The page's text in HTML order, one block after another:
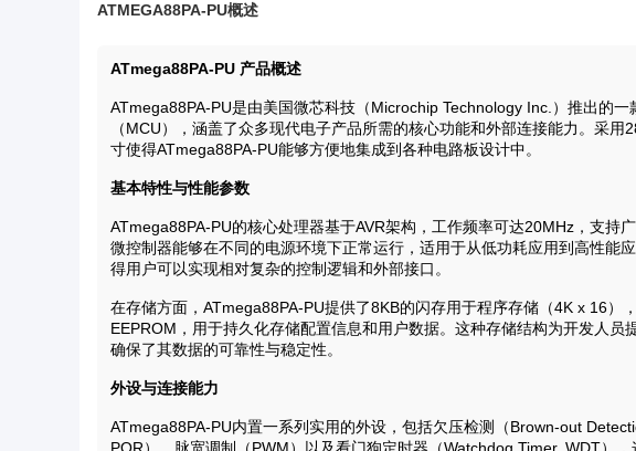
ATMEGA88PA-PU概述
ATmega88PA-PU 产品概述
ATmega88PA-PU是由美国微芯科技（Microchip Technology Inc.）推出的
（MCU），涵盖了众多现代电子产品所需的核心功能和外部连接能力。采
寸使得ATmega88PA-PU能够方便地集成到各种电路板设计中。
基本特性与性能参数
ATmega88PA-PU的核心处理器基于AVR架构，工作频率可达20MHz，支持
微控制器能够在不同的电源环境下正常运行，适用于从低功耗应用到高性能
得用户可以实现相对复杂的控制逻辑和外部接口。
在存储方面，ATmega88PA-PU提供了8KB的闪存用于程序存储（4K x 16）
EEPROM，用于持久化存储配置信息和用户数据。这种存储结构为开发人员
确保了其数据的可靠性与稳定性。
外设与连接能力
ATmega88PA-PU内置一系列实用的外设，包括欠压检测（Brown-out